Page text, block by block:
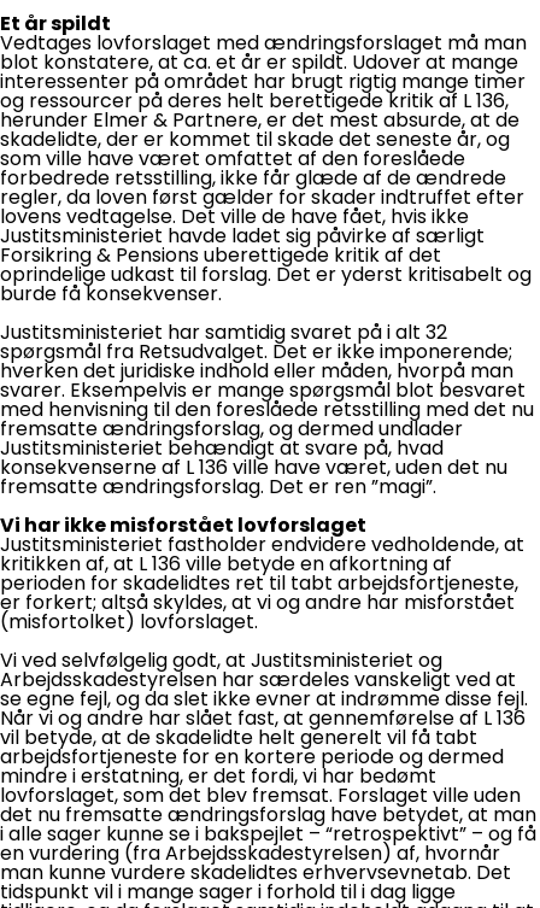
Et år spildt
Vedtages lovforslaget med ændringsforslaget må man
blot konstatere, at ca. et år er spildt. Udover at mange
interessenter på området har brugt rigtig mange timer
og ressourcer på deres helt berettigede kritik af L 136,
herunder Elmer & Partnere, er det mest absurde, at de
skadelidte, der er kommet til skade det seneste år, og
som ville have været omfattet af den foreslåede
forbedrede retsstilling, ikke får glæde af de ændrede
regler, da loven først gælder for skader indtruffet efter
lovens vedtagelse. Det ville de have fået, hvis ikke
Justitsministeriet havde ladet sig påvirke af særligt
Forsikring & Pensions uberettigede kritik af det
oprindelige udkast til forslag. Det er yderst kritisabelt og
burde få konsekvenser.
Justitsministeriet har samtidig svaret på i alt 32
spørgsmål fra Retsudvalget. Det er ikke imponerende;
hverken det juridiske indhold eller måden, hvorpå man
svarer. Eksempelvis er mange spørgsmål blot besvaret
med henvisning til den foreslåede retsstilling med det nu
fremsatte ændringsforslag, og dermed undlader
Justitsministeriet behændigt at svare på, hvad
konsekvenserne af L 136 ville have været, uden det nu
fremsatte ændringsforslag. Det er ren ”magi”.
Vi har ikke misforstået lovforslaget
Justitsministeriet fastholder endvidere vedholdende, at
kritikken af, at L 136 ville betyde en afkortning af
perioden for skadelidtes ret til tabt arbejdsfortjeneste,
er forkert; altså skyldes, at vi og andre har misforstået
(misfortolket) lovforslaget.
Vi ved selvfølgelig godt, at Justitsministeriet og
Arbejdsskadestyrelsen har særdeles vanskeligt ved at
se egne fejl, og da slet ikke evner at indrømme disse fejl.
Når vi og andre har slået fast, at gennemførelse af L 136
vil betyde, at de skadelidte helt generelt vil få tabt
arbejdsfortjeneste for en kortere periode og dermed
mindre i erstatning, er det fordi, vi har bedømt
lovforslaget, som det blev fremsat. Forslaget ville uden
det nu fremsatte ændringsforslag have betydet, at man
i alle sager kunne se i bakspejlet – “retrospektivt” – og få
en vurdering (fra Arbejdsskadestyrelsen) af, hvornår
man kunne vurdere skadelidtes erhvervsevnetab. Det
tidspunkt vil i mange sager i forhold til i dag ligge